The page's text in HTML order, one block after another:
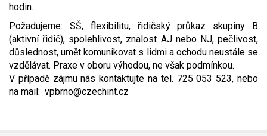
hodin.
Požadujeme: SŠ, flexibilitu, řidičský průkaz skupiny B
(aktivní řidič), spolehlivost, znalost AJ nebo NJ, pečlivost,
důslednost, umět komunikovat s lidmi a ochodu neustále se
vzdělávat. Praxe v oboru výhodou, ne však podmínkou.
V případě zájmu nás kontaktujte na tel. 725 053 523, nebo
na mail: vpbrno@czechint.cz
Naše koně
Mapové služby
Kontakty a info
Zpravodaj
Smuteční oznámení
Odkazy